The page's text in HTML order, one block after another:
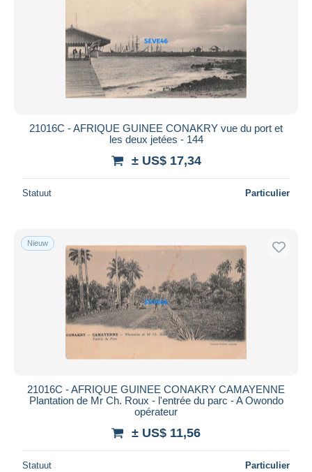
21016C - AFRIQUE GUINEE CONAKRY vue du port et
les deux jetées - 144
± US$ 17,34
Statuut Particulier
Nieuw
21016C - AFRIQUE GUINEE CONAKRY CAMAYENNE
Plantation de Mr Ch. Roux - l'entrée du parc - A Owondo
opérateur
± US$ 11,56
Statuut Particulier